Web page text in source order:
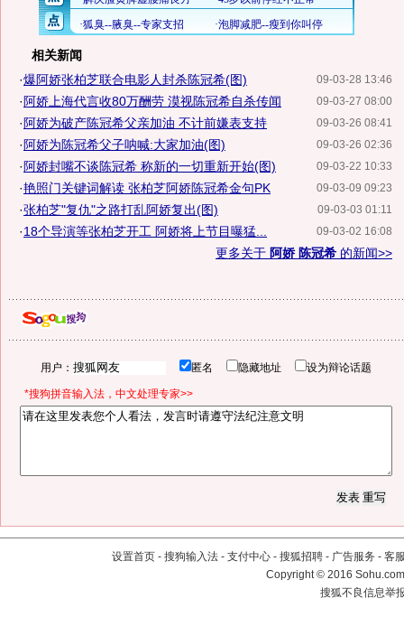
相关新闻
09-03-28 13:46
·爆阿娇张柏芝联合电影人封杀陈冠希(图)
09-03-27 08:00
· 阿娇上海代言收80万酬劳 漠视陈冠希自杀传闻
09-03-26 08:41
· 阿娇为破产陈冠希父亲加油 不计前嫌表支持
09-03-26 02:36
· 阿娇为陈冠希父子呐喊:大家加油(图)
09-03-22 10:33
· 阿娇封嘴不谈陈冠希 称新的一切重新开始(图)
09-03-09 09:23
·艳照门关键词解读 张柏芝阿娇陈冠希金句PK
09-03-03 01:11
·张柏芝"复仇"之路打乱阿娇复出(图)
09-03-02 16:08
·18个导演等张柏芝开工 阿娇将上节目曝猛...
更多关于 阿娇 陈冠希 的新闻>>
用户： 匿名 隐藏地址 设为辩论话题
*搜狗拼音输入法，中文处理专家>>
设置首页 - 搜狗输入法 - 支付中心 - 搜狐招聘 - 广告服务 - 客
Copyright©2016
搜狐不良信息举